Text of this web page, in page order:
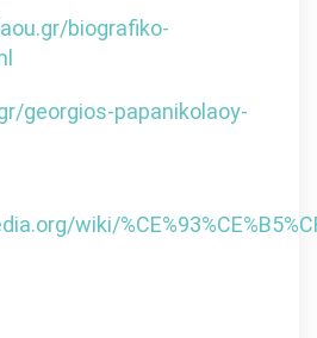
biografiko-
georgios-papanikolaoy-
wiki/